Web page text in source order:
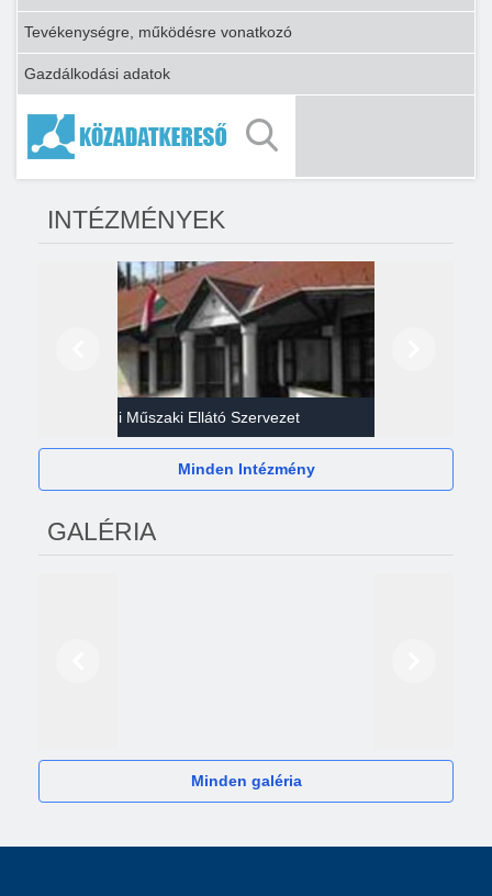
Tevékenységre, működésre vonatkozó
Gazdálkodási adatok
INTÉZMÉNYEK
Gazdasági Műszaki Ellátó Szervezet
Minden Intézmény
GALÉRIA
Minden galéria